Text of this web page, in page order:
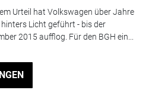
Urteil hat Volkswagen über Jahre
Licht geführt - bis der
2015 aufflog. Für den BGH ein...